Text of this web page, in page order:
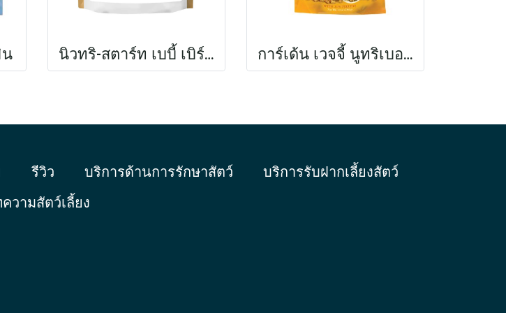
น นิวทริ-สตาร์ท เบบี้ เบิร์ด ฟู้ด ฟอร์ คอนัวร์ แอนด์ คอกคาทีล การ์เด้น เวจจี้ นูทริเบอร์รี่
รีวิว บริการด้านการรักษาสัตว์
บริการรับฝากเลี้ยงสัตว์
วามสัตว์เลี้ยง